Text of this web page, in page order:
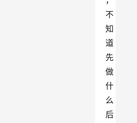
不
知
道
先
做
什
么
后